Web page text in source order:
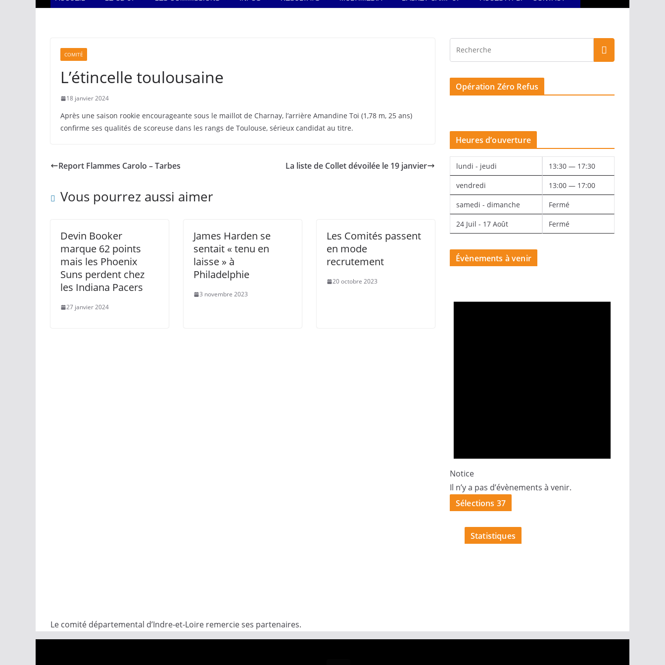
COMITÉ
L’étincelle toulousaine
18 janvier 2024
Après une saison rookie encourageante sous le maillot de Charnay, l’arrière Amandine Toi (1,78 m, 25 ans)
confirme ses qualités de scoreuse dans les rangs de Toulouse, sérieux candidat au titre.
Report Flammes Carolo – Tarbes La liste de Collet dévoilée le 19 janvier
Vous pourrez aussi aimer
Devin Booker
marque 62 points
mais les Phoenix
Suns perdent chez
les Indiana Pacers
27 janvier 2024
James Harden se
sentait « tenu en
laisse » à
Philadelphie
3 novembre 2023
Les Comités passent
en mode
recrutement
20 octobre 2023
Opération Zéro Refus
Heures d’ouverture
lundi - jeudi 13:30 — 17:30
vendredi 13:00 — 17:00
samedi - dimanche Fermé
24 Juil - 17 Août Fermé
Évènements à venir
Notice
Il n’y a pas d’évènements à venir.
Sélections 37
Statistiques
Le comité départemental d’Indre-et-Loire remercie ses partenaires.